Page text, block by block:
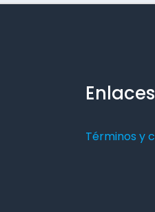
Términos y